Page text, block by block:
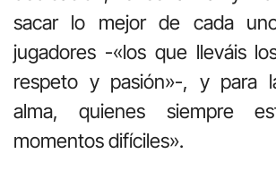
sacar lo mejor de cada
jugadores -«los que lleváis
respeto y pasión»-, y para
alma, quienes siempre
momentos difíciles».